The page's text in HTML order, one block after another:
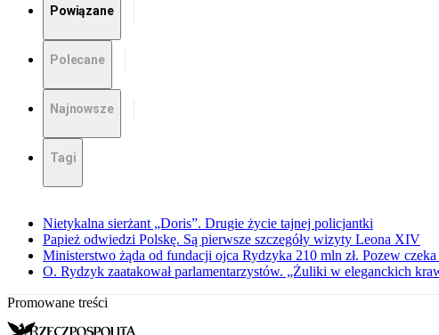
Powiązane
Polecane
Najnowsze
Tagi
Nietykalna sierżant „Doris”. Drugie życie tajnej policjantki
Papież odwiedzi Polskę. Są pierwsze szczegóły wizyty Leona XIV
Ministerstwo żąda od fundacji ojca Rydzyka 210 mln zł. Pozew
O. Rydzyk zaatakował parlamentarzystów. „Żuliki w eleganckich
Promowane treści